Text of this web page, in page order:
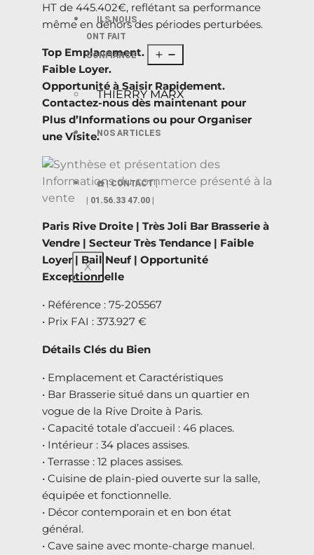
ILS NOUS
ONT FAIT
CONFIANCE
THIERRY MARX
NOS ARTICLES
☎️ | CONTACT |
| 01.56.33 47.00 |
X
HT de 445.402€, reflétant sa performance
même en dehors des périodes perturbées.
Top Emplacement.
Faible Loyer.
Opportunité à Saisir Rapidement.
Contactez-nous dès maintenant pour
Plus d’Informations ou pour Organiser
une Visite.
Paris Rive Droite | Très Joli Bar Brasserie à
Vendre | Secteur Très Tendance | Faible
Loyer | Bail Neuf | Opportunité
Exceptionnelle
• Référence : 75-205567
• Prix FAI : 373.927 €
Détails Clés du Bien
• Emplacement et Caractéristiques
• Bar Brasserie situé dans un quartier en
vogue de la Rive Droite à Paris.
• Capacité totale d’accueil : 46 places.
• Intérieur : 34 places assises.
• Terrasse : 12 places assises.
• Cuisine de plain-pied ouverte sur la salle,
équipée et fonctionnelle.
• Décor contemporain et en bon état
général.
• Cave saine avec monte-charge manuel.